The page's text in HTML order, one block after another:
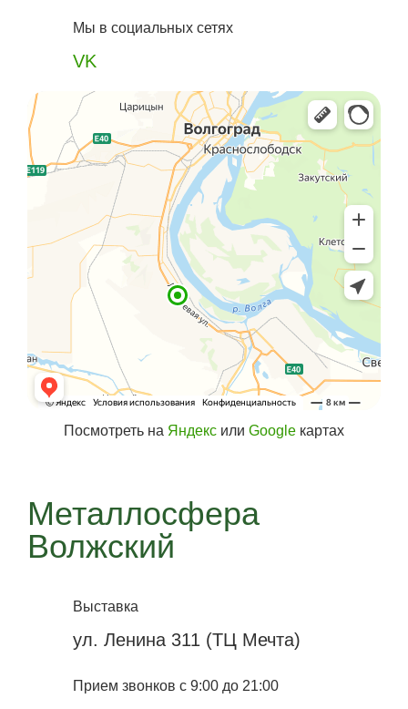
Мы в социальных сетях
VK
Посмотреть на Яндекс или Google картах
Металлосфера
Волжский
Выставка
ул. Ленина 311 (ТЦ Мечта)
Прием звонков с 9:00 до 21:00